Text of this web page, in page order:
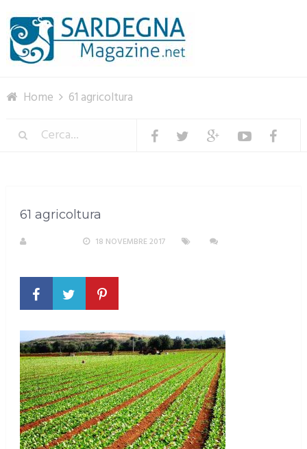
Home 61 agricoltura
61 agricoltura
18 NOVEMBRE 2017